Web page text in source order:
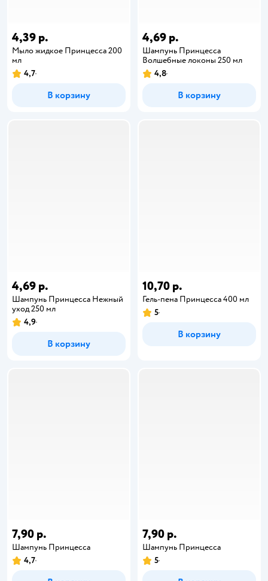
4,39 р.
Мыло жидкое Принцесса 200
мл
4,7
В корзину
4,69 р.
Шампунь Принцесса
Волшебные локоны 250 мл
4,8
В корзину
4,69 р.
Шампунь Принцесса Нежный
уход 250 мл
4,9
В корзину
10,70 р.
Гель-пена Принцесса 400 мл
5
В корзину
7,90 р.
Шампунь Принцесса
4,7
7,90 р.
Шампунь Принцесса
5